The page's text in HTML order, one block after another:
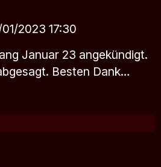
2023 17:30
Januar 23 angekündigt.
Besten Dank…